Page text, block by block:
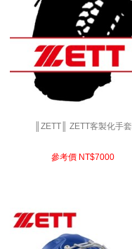
║ZETT║ ZETT客製化手套
參考價 NT$7000